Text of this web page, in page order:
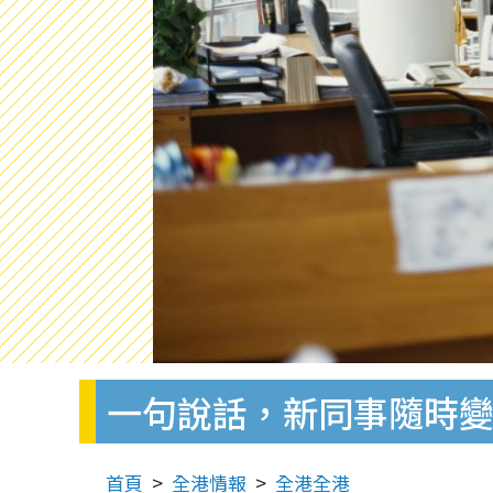
一句說話，新同事隨時
首頁 全港情報 全港全港